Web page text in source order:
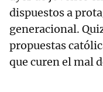
dispuestos a
generacional.
propuestas
que curen el mal